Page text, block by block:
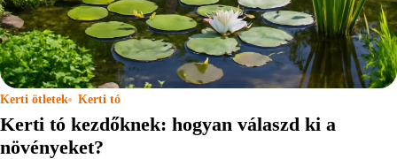
Kerti ötletek Kerti tó
Kerti tó kezdőknek: hogyan válaszd ki a
növényeket?